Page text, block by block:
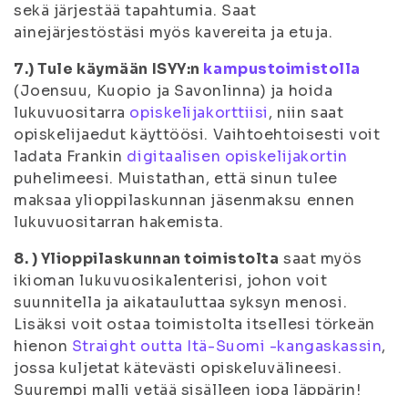
sekä järjestää tapahtumia. Saat
ainejärjestöstäsi myös kavereita ja etuja.
7.) Tule käymään ISYY:n kampustoimistolla
(Joensuu, Kuopio ja Savonlinna) ja hoida
lukuvuositarra opiskelijakorttiisi, niin saat
opiskelijaedut käyttöösi. Vaihtoehtoisesti voit
ladata Frankin digitaalisen opiskelijakortin
puhelimeesi. Muistathan, että sinun tulee
maksaa ylioppilaskunnan jäsenmaksu ennen
lukuvuositarran hakemista.
8. ) Ylioppilaskunnan toimistolta saat myös
ikioman lukuvuosikalenterisi, johon voit
suunnitella ja aikatauluttaa syksyn menosi.
Lisäksi voit ostaa toimistolta itsellesi törkeän
hienon Straight outta Itä-Suomi -kangaskassin,
jossa kuljetat kätevästi opiskeluvälineesi.
Suurempi malli vetää sisälleen jopa läppärin!